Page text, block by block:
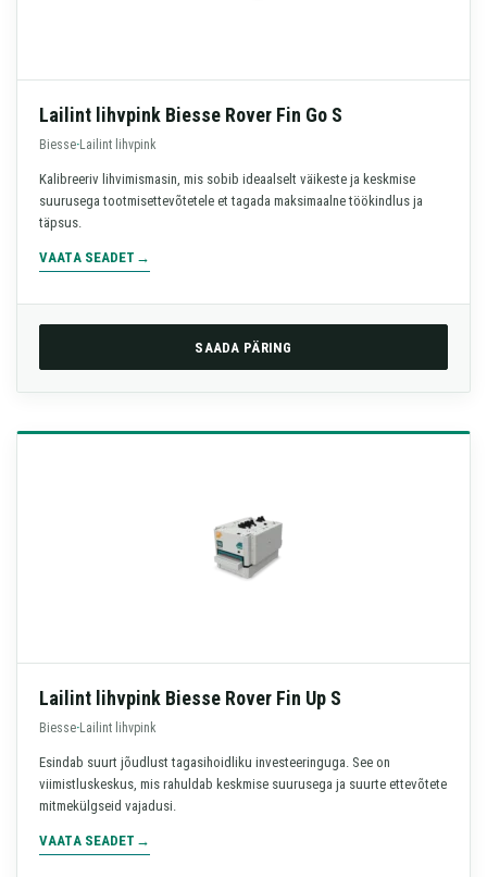
Lailint lihvpink Biesse Rover Fin Go S
Biesse·Lailint lihvpink
Kalibreeriv lihvimismasin, mis sobib ideaalselt väikeste ja keskmise
suurusega tootmisettevõtetele et tagada maksimaalne töökindlus ja
täpsus.
VAATA SEADET
SAADA PÄRING
Lailint lihvpink Biesse Rover Fin Up S
Biesse·Lailint lihvpink
Esindab suurt jõudlust tagasihoidliku investeeringuga. See on
viimistluskeskus, mis rahuldab keskmise suurusega ja suurte ettevõtete
mitmekülgseid vajadusi.
VAATA SEADET